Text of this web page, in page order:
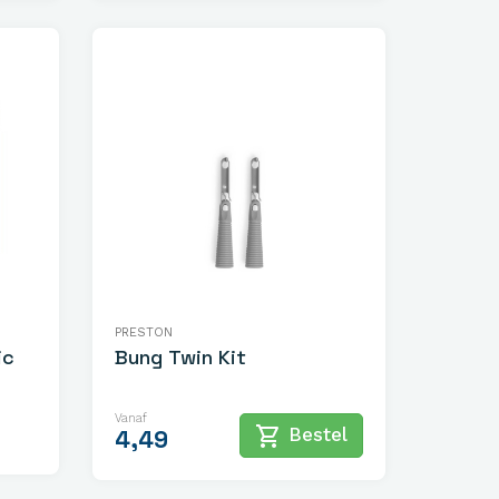
PRESTON
Bung Twin Kit
Vanaf
4,49 shopping_cart Bestel